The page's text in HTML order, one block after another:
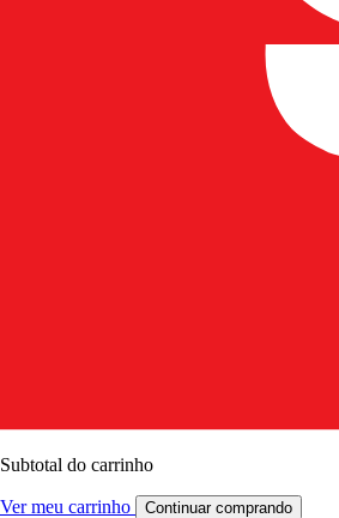
Subtotal do carrinho
Ver meu carrinho Continuar comprando